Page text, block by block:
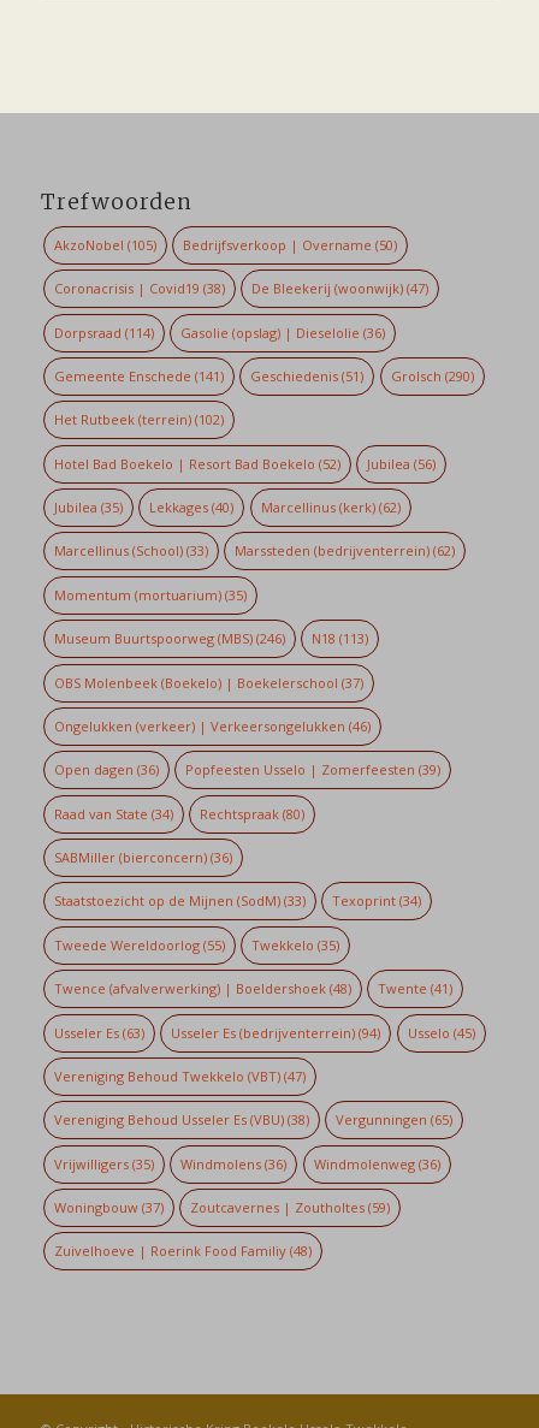
Trefwoorden
AkzoNobel (105) Bedrijfsverkoop | Overname (50)
Coronacrisis | Covid19 (38) De Bleekerij (woonwijk) (47)
Dorpsraad (114) Gasolie (opslag) | Dieselolie (36)
Gemeente Enschede (141) Geschiedenis (51) Grolsch (290)
Het Rutbeek (terrein)(102)
Hotel Bad Boekelo | Resort Bad Boekelo (52) Jubilea (56)
Jubilea (35) Lekkages (40) Marcellinus (kerk)(62)
Marcellinus (School)(33) Marssteden (bedrijventerrein) (62)
Momentum (mortuarium)(35)
Museum Buurtspoorweg (MBS)(246) N18 (113)
OBS Molenbeek (Boekelo) | Boekelerschool (37)
Ongelukken (verkeer) | Verkeersongelukken (46)
Open dagen (36) Popfeesten Usselo | Zomerfeesten (39)
Raad van State (34) Rechtspraak (80)
SABMiller (bierconcern)(36)
Staatstoezicht op de Mijnen (SodM)(33) Texoprint (34)
Tweede Wereldoorlog(55) Twekkelo (35)
Twence (afvalverwerking) | Boeldershoek(48) Twente (41)
Usseler Es(63) Usseler Es (bedrijventerrein) (94) Usselo (45)
Vereniging Behoud Twekkelo (VBT)(47)
Vereniging Behoud Usseler Es (VBU)(38) Vergunningen (65)
Vrijwilligers(35) Windmolens (36) Windmolenweg(36)
Woningbouw(37) Zoutcavernes | Zoutholtes (59)
Zuivelhoeve | Roerink Food Familiy(48)